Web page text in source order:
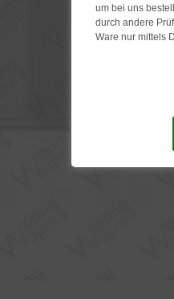
um bei uns
durch andere
Ware nur mittels